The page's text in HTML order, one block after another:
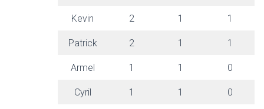
Kevin 2 1 1
Patrick 2 1 1
Armel 1 1 0
Cyril 1 1 0